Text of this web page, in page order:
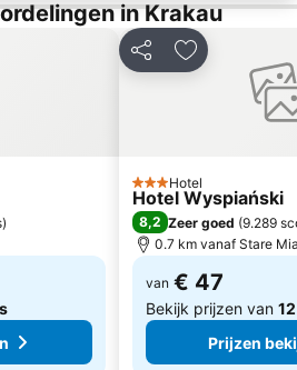
in Krakau
)
Delen Toevoegen
3 Sterren
Hotel
Hotel Wyspiański
8,2 Zeer goed (9.289
0.7 km vanaf Stare
van € 47
Bekijk prijzen van
Prijzen